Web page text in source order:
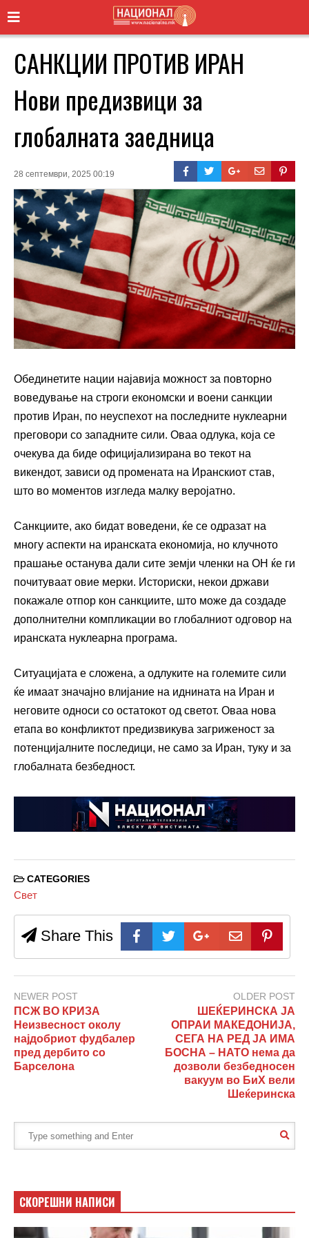
САНКЦИИ ПРОТИВ ИРАН
Нови предизвици за
глобалната заедница
28 септември, 2025 00:19
Обединетите нации најавија можност за повторно
воведување на строги економски и воени санкции
против Иран, по неуспехот на последните нуклеарни
преговори со западните сили. Оваа одлука, која се
очекува да биде официјализирана во текот на
викендот, зависи од промената на Иранскиот став,
што во моментов изгледа малку веројатно.
Санкциите, ако бидат воведени, ќе се одразат на
многу аспекти на иранската економија, но клучното
прашање останува дали сите земји членки на ОН ќе ги
почитуваат овие мерки. Историски, некои држави
покажале отпор кон санкциите, што може да создаде
дополнителни компликации во глобалниот одговор на
иранската нуклеарна програма.
Ситуацијата е сложена, а одлуките на големите сили
ќе имаат значајно влијание на иднината на Иран и
неговите односи со остатокот од светот. Оваа нова
етапа во конфликтот предизвикува загриженост за
потенцијалните последици, не само за Иран, туку и за
глобалната безбедност.
CATEGORIES
Свет
Share This
NEWER POST
ПСЖ ВО КРИЗА
Неизвесност околу
најдобриот фудбалер
пред дербито со
Барселона
OLDER POST
ШЕЌЕРИНСКА ЈА
ОПРАИ МАКЕДОНИЈА,
СЕГА НА РЕД ЈА ИМА
БОСНА – НАТО нема да
дозволи безбедносен
вакуум во БиХ вели
Шеќеринска
СКОРЕШНИ НАПИСИ